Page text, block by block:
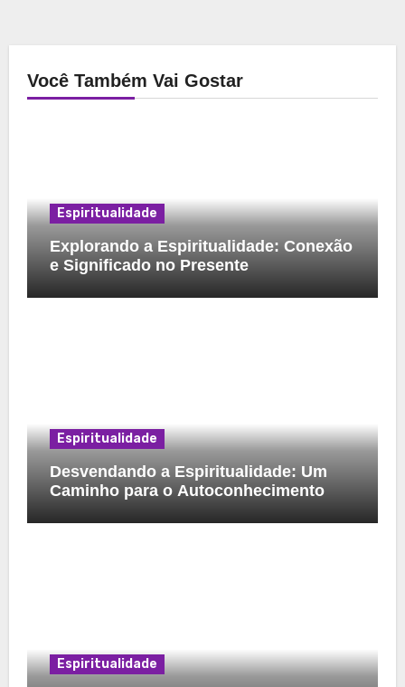
Você Também Vai Gostar
Espiritualidade
Explorando a Espiritualidade: Conexão
e Significado no Presente
Espiritualidade
Desvendando a Espiritualidade: Um
Caminho para o Autoconhecimento
Espiritualidade